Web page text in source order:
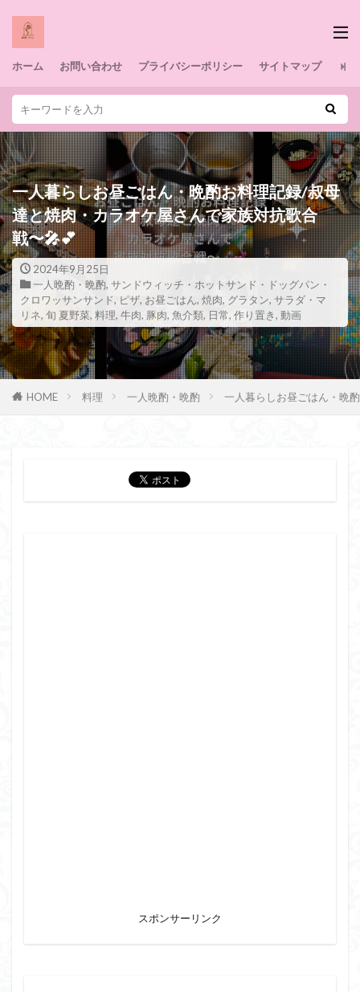
ホーム お問い合わせ プライバシーポリシー サイトマップ
一人暮らしお昼ごはん・晩酌お料理記録/叔母
達と焼肉・カラオケ屋さんで家族対抗歌合
戦〜🎤💕
2024年9月25日
一人晩酌・晩酌, サンドウィッチ・ホットサンド・ドッグパン・
クロワッサンサンド, ピザ, お昼ごはん, 焼肉, グラタン, サラダ・マ
リネ, 旬 夏野菜, 料理, 牛肉, 豚肉, 魚介類, 日常, 作り置き, 動画
HOME 料理 一人晩酌・晩酌 一人暮らしお昼ごはん・晩
スポンサーリンク